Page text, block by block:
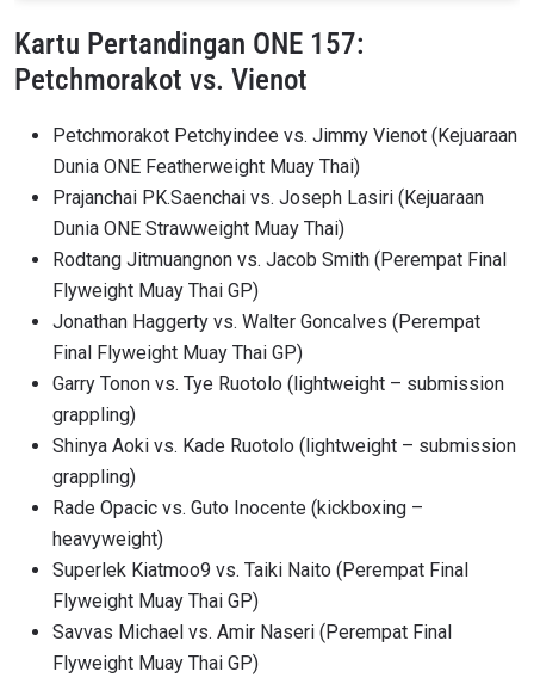
Kartu Pertandingan ONE 157:
Petchmorakot vs. Vienot
Petchmorakot Petchyindee vs. Jimmy Vienot (Kejuaraan
Dunia ONE Featherweight Muay Thai)
Prajanchai PK.Saenchai vs. Joseph Lasiri (Kejuaraan
Dunia ONE Strawweight Muay Thai)
Rodtang Jitmuangnon vs. Jacob Smith (Perempat Final
Flyweight Muay Thai GP)
Jonathan Haggerty vs. Walter Goncalves (Perempat
Final Flyweight Muay Thai GP)
Garry Tonon vs. Tye Ruotolo (lightweight – submission
grappling)
Shinya Aoki vs. Kade Ruotolo (lightweight – submission
grappling)
Rade Opacic vs. Guto Inocente (kickboxing –
heavyweight)
Superlek Kiatmoo9 vs. Taiki Naito (Perempat Final
Flyweight Muay Thai GP)
Savvas Michael vs. Amir Naseri (Perempat Final
Flyweight Muay Thai GP)
LAWAN
GELARAN
LIHAT SOROTAN TERBAIK
IKUTI PERKEMBANGAN TERBARU
Bawa ONE Championship kemana pun anda pergi!
Daftar sekarang untuk mendapat akses ke berita
terbaru, tawaran spesial, dan akses awal untuk kursi
terbaik di gelaran langsung kami.
EMAIL
NAMA
BERLANGGANAN
Dengan mengirimkan formulir ini, anda menyetujui